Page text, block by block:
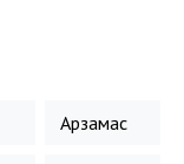
Арзамас